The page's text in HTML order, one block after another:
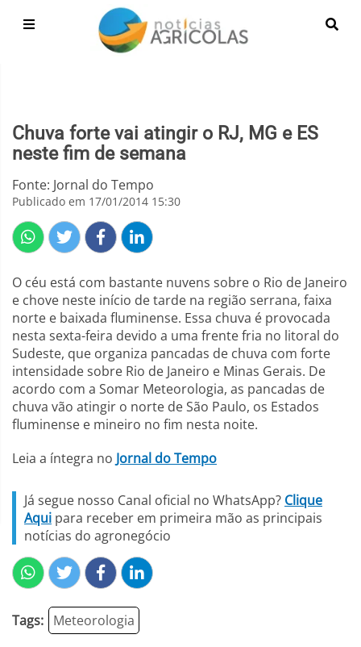
Chuva forte vai atingir o RJ, MG e ES
neste fim de semana
Fonte: Jornal do Tempo
Publicado em 17/01/2014 15:30
O céu está com bastante nuvens sobre o Rio de Janeiro
e chove neste início de tarde na região serrana, faixa
norte e baixada fluminense. Essa chuva é provocada
nesta sexta-feira devido a uma frente fria no litoral do
Sudeste, que organiza pancadas de chuva com forte
intensidade sobre Rio de Janeiro e Minas Gerais. De
acordo com a Somar Meteorologia, as pancadas de
chuva vão atingir o norte de São Paulo, os Estados
fluminense e mineiro no fim nesta noite.
Leia a íntegra no Jornal do Tempo
Já segue nosso Canal oficial no WhatsApp? Clique
Aqui para receber em primeira mão as principais
notícias do agronegócio
Tags: Meteorologia